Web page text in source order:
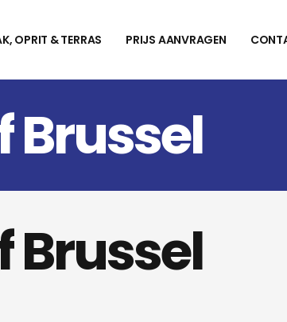
OPRIT & TERRAS PRIJS AANVRAGEN